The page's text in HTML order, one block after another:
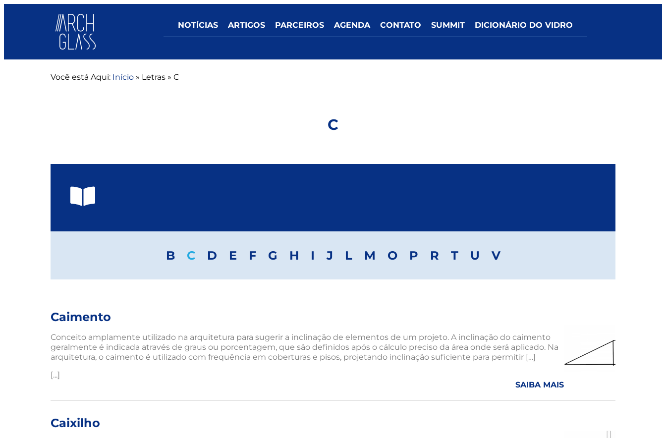
NOTÍCIAS ARTIGOS PARCEIROS AGENDA CONTATO SUMMIT DICIONÁRIO DO VIDRO
Você está Aqui: Início » Letras » C
C
B C D E F G H I J L M O P R T U V
Caimento
Conceito amplamente utilizado na arquitetura para sugerir a inclinação de elementos de um projeto. A inclinação do caimento
geralmente é indicada através de graus ou porcentagem, que são definidos após o cálculo preciso da área onde será aplicado. Na
arquitetura, o caimento é utilizado com frequência em coberturas e pisos, projetando inclinação suficiente para permitir […]
[...]
SAIBA MAIS
Caixilho